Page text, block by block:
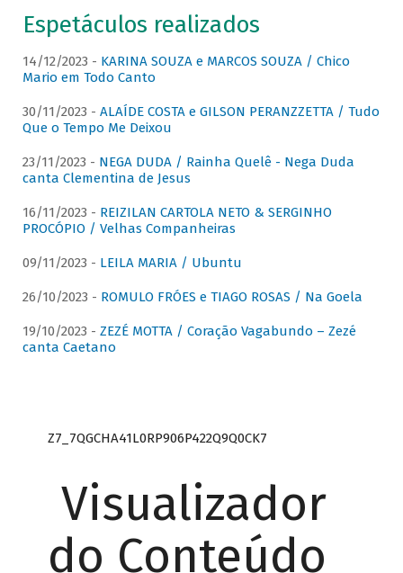
Espetáculos realizados
14/12/2023 - KARINA SOUZA e MARCOS SOUZA / Chico
Mario em Todo Canto
30/11/2023 - ALAÍDE COSTA e GILSON PERANZZETTA / Tudo
Que o Tempo Me Deixou
23/11/2023 - NEGA DUDA / Rainha Quelê - Nega Duda
canta Clementina de Jesus
16/11/2023 - REIZILAN CARTOLA NETO & SERGINHO
PROCÓPIO / Velhas Companheiras
09/11/2023 - LEILA MARIA / Ubuntu
26/10/2023 - ROMULO FRÓES e TIAGO ROSAS / Na Goela
19/10/2023 - ZEZÉ MOTTA / Coração Vagabundo – Zezé
canta Caetano
Z7_7QGCHA41L0RP906P422Q9Q0CK7
Visualizador
do Conteúdo